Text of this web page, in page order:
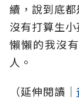
續，說到底
沒有打算生
懶懶的我沒
人。
（延伸閱讀│